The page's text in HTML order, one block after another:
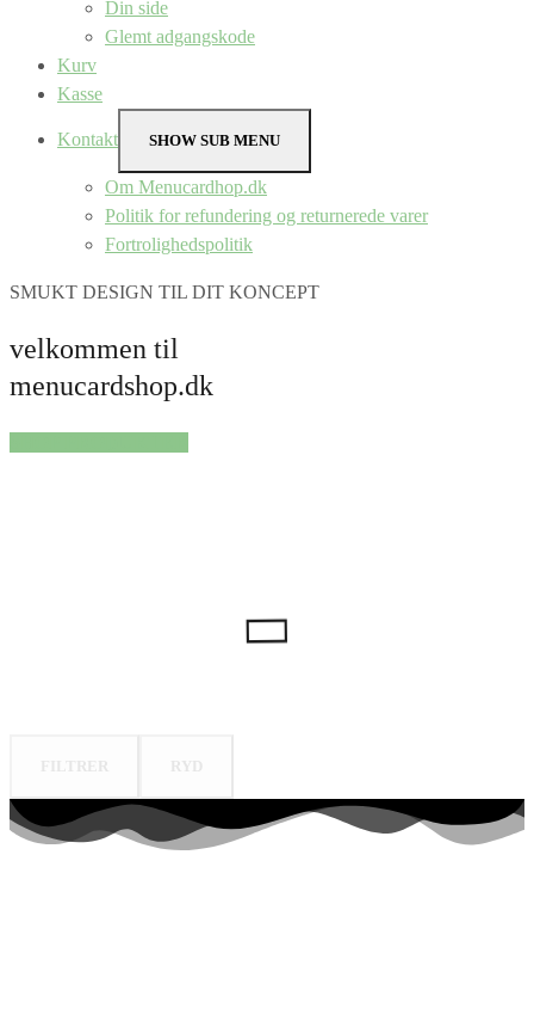
Din side
Glemt adgangskode
Kurv
Kasse
Kontakt SHOW SUB MENU
Om Menucardhop.dk
Politik for refundering og returnerede varer
Fortrolighedspolitik
SMUKT DESIGN TIL DIT KONCEPT
velkommen til
menucardshop.dk